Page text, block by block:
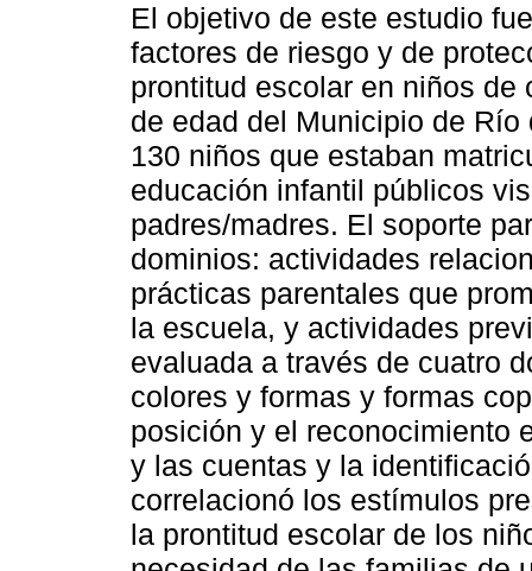
El objetivo de este estudio
factores de riesgo y de
prontitud escolar en niños de
de edad del Municipio de
130 niños que estaban
educación infantil públicos
padres/madres. El soporte
dominios: actividades
prácticas parentales que
la escuela, y actividades
evaluada a través de cuatro
colores y formas y formas
posición y el reconocimiento
y las cuentas y la
correlacionó los estímulos
la prontitud escolar de los